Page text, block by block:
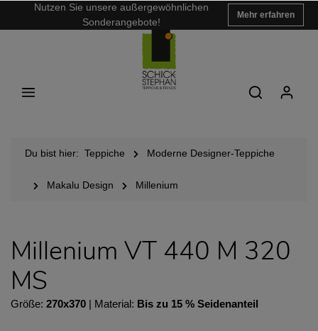
Nutzen Sie unsere außergewöhnlichen
Sonderangebote!
Mehr erfahren
Du bist hier: Teppiche Moderne Designer-Teppiche
Makalu Design Millenium
Millenium VT 440 M 320
MS
Größe: 270x370 | Material: Bis zu 15 % Seidenanteil